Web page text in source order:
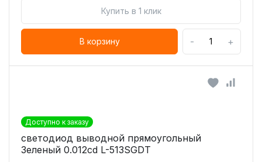
Купить в 1 клик
В корзину - +
Доступно к заказу
светодиод выводной прямоугольный
Зеленый 0.012cd L-513SGDT